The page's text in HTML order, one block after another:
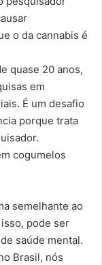
o da cannabis é
quase 20 anos,
em
É um desafio
porque trata
cogumelos
semelhante ao
pode ser
saúde mental.
Brasil, nós